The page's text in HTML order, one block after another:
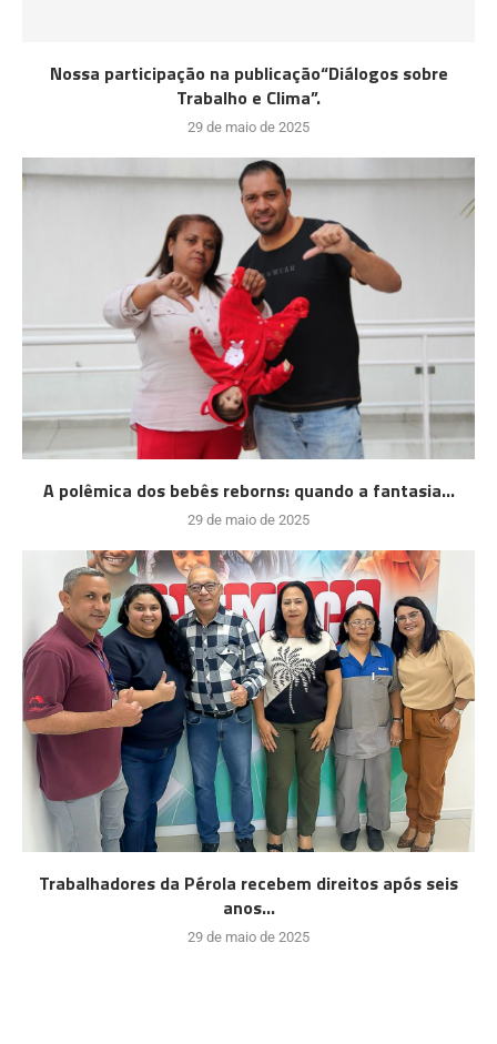
Nossa participação na publicação“Diálogos sobre
Trabalho e Clima”.
29 de maio de 2025
A polêmica dos bebês reborns: quando a fantasia...
29 de maio de 2025
Trabalhadores da Pérola recebem direitos após seis
anos...
29 de maio de 2025